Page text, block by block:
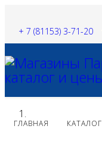
+ 7 (81153) 3-71-20
ГЛАВНАЯ КАТАЛОГ